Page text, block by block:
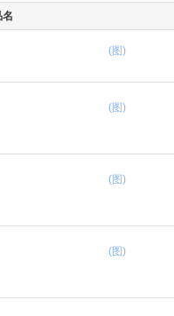
名
(图)
(图)
(图)
(图)